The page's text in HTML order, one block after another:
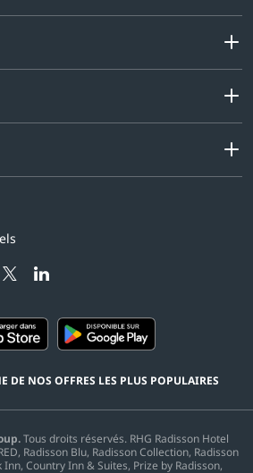
pinterest
twitter
DE NOS OFFRES LES PLUS POPULAIRES
Tous droits réservés. RHG Radisson Hotel
Radisson Blu, Radisson Collection, Radisson
Country Inn & Suites, Prize by Radisson,